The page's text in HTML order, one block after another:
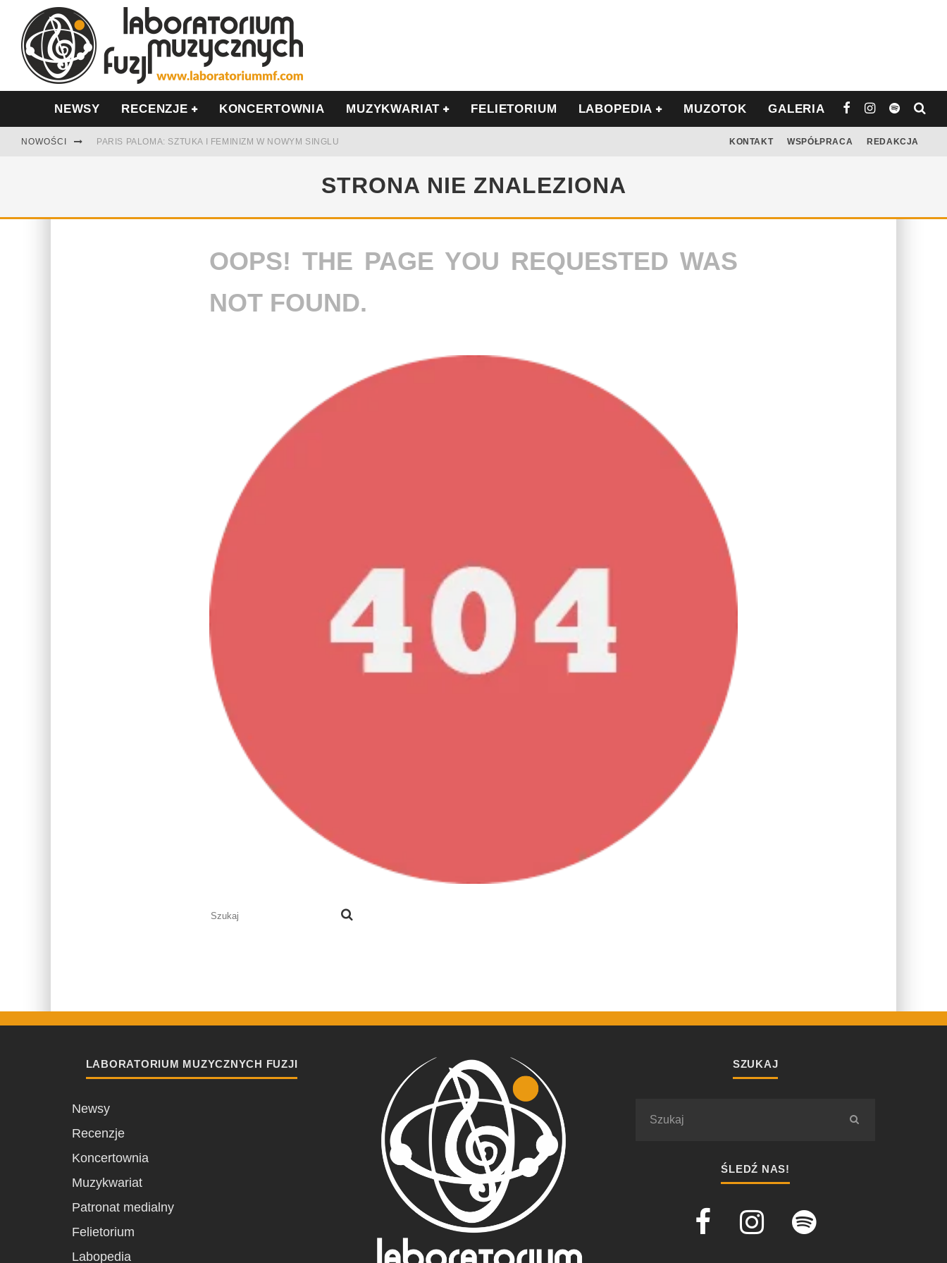
NEWSY RECENZJE KONCERTOWNIA MUZYKWARIAT FELIETORIUM LABOPEDIA MUZOTOK GALERIA
NOWOŚCI PARIS PALOMA: SZTUKA I FEMINIZM W NOWYM SINGLU
LESZEK KUŁAKOWSKI NAGRAŁ JAZZFONIĘ O POLSCE
KONTAKT WSPÓŁPRACA REDAKCJA
STRONA NIE ZNALEZIONA
OOPS! THE PAGE YOU REQUESTED WAS
NOT FOUND.
LABORATORIUM MUZYCZNYCH FUZJI
Newsy
Recenzje
Koncertownia
Muzykwariat
Patronat medialny
Felietorium
Labopedia
SZUKAJ
ŚLEDŹ NAS!